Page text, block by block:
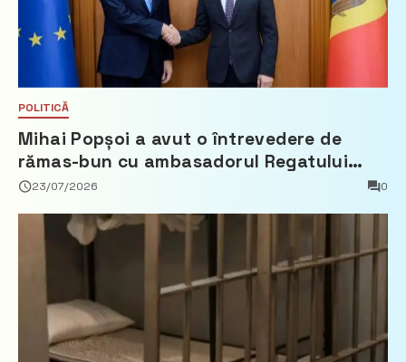
POLITICĂ
Mihai Popșoi a avut o întrevedere de
rămas-bun cu ambasadorul Regatului
Țărilor de Jos, Fred Duijn
23/07/2026 0